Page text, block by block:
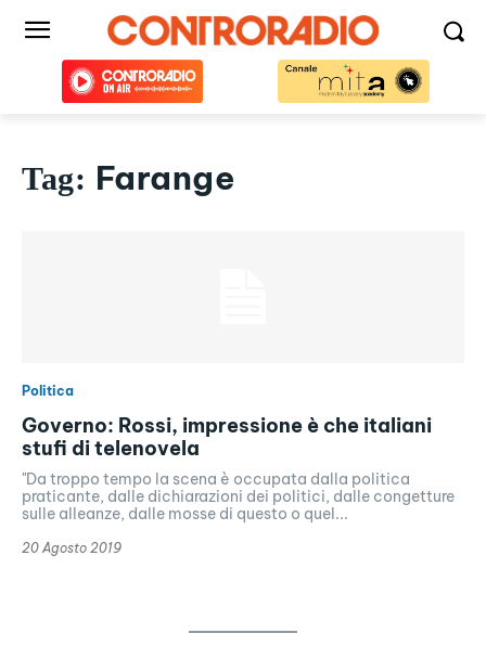
Tag: Farange
Politica
Governo: Rossi, impressione è che italiani
stufi di telenovela
"Da troppo tempo la scena è occupata dalla politica
praticante, dalle dichiarazioni dei politici, dalle congetture
sulle alleanze, dalle mosse di questo o quel...
20 Agosto 2019